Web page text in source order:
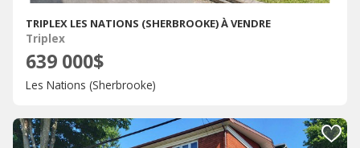
TRIPLEX LES NATIONS (SHERBROOKE) À VENDRE
Triplex
639 000$
Les Nations (Sherbrooke)